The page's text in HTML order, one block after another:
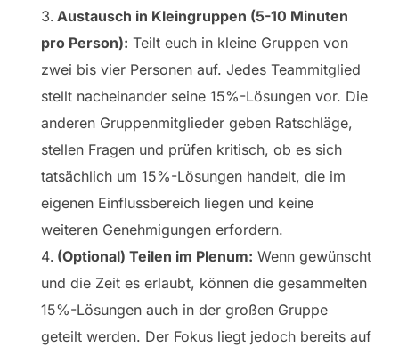
Austausch in Kleingruppen (5-10 Minuten
pro Person): Teilt euch in kleine Gruppen von
zwei bis vier Personen auf. Jedes Teammitglied
stellt nacheinander seine 15%-Lösungen vor. Die
anderen Gruppenmitglieder geben Ratschläge,
stellen Fragen und prüfen kritisch, ob es sich
tatsächlich um 15%-Lösungen handelt, die im
eigenen Einflussbereich liegen und keine
weiteren Genehmigungen erfordern.
(Optional) Teilen im Plenum: Wenn gewünscht
und die Zeit es erlaubt, können die gesammelten
15%-Lösungen auch in der großen Gruppe
geteilt werden. Der Fokus liegt jedoch bereits auf